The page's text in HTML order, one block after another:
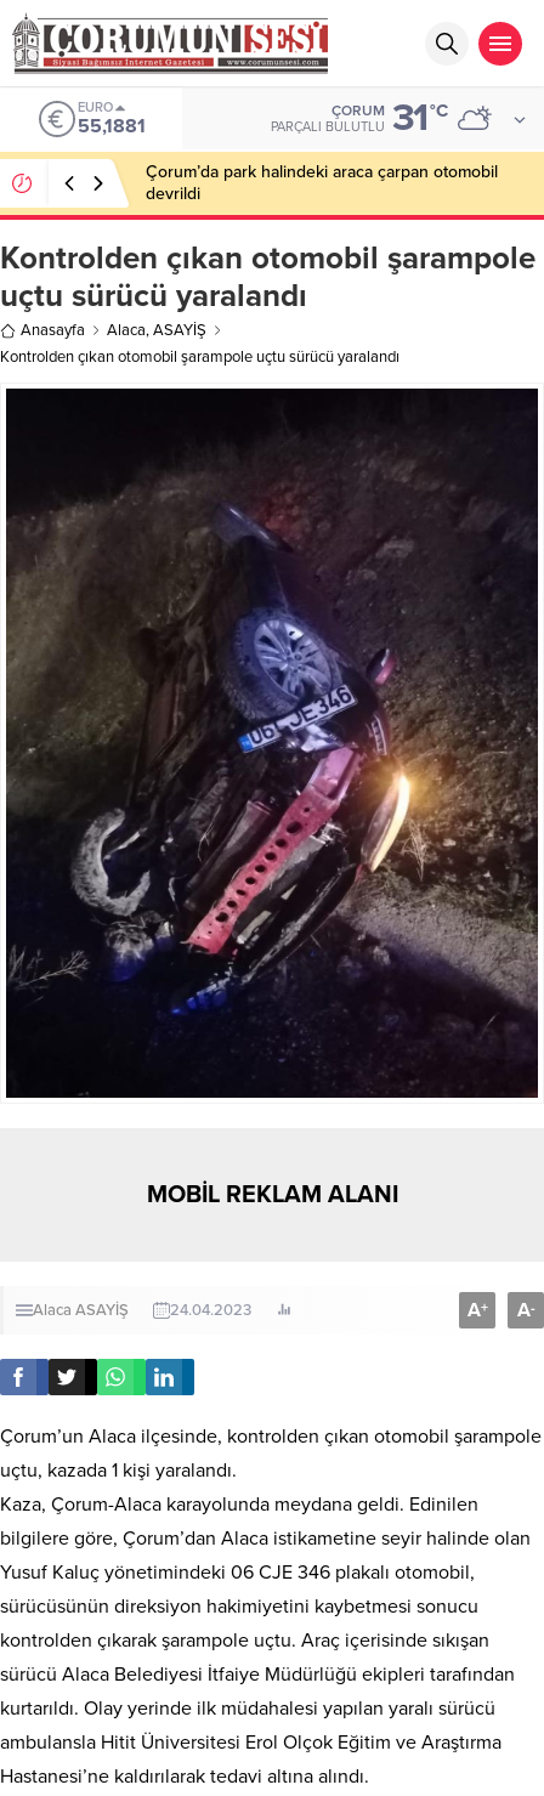
EURO
55,1881
ÇORUM
PARÇALI BULUTLU 31°C
Çorum’da park halindeki araca çarpan otomobil
devrildi
Kontrolden çıkan otomobil şarampole
uçtu sürücü yaralandı
Anasayfa Alaca,ASAYİŞ
Kontrolden çıkan otomobil şarampole uçtu sürücü yaralandı
MOBİL REKLAM ALANI
Alaca ASAYİŞ 24.04.2023 A+ A-
Çorum’un Alaca ilçesinde, kontrolden çıkan otomobil şarampole
uçtu, kazada 1 kişi yaralandı.
Kaza, Çorum-Alaca karayolunda meydana geldi. Edinilen
bilgilere göre, Çorum’dan Alaca istikametine seyir halinde olan
Yusuf Kaluç yönetimindeki 06 CJE 346 plakalı otomobil,
sürücüsünün direksiyon hakimiyetini kaybetmesi sonucu
kontrolden çıkarak şarampole uçtu. Araç içerisinde sıkışan
sürücü Alaca Belediyesi İtfaiye Müdürlüğü ekipleri tarafından
kurtarıldı. Olay yerinde ilk müdahalesi yapılan yaralı sürücü
ambulansla Hitit Üniversitesi Erol Olçok Eğitim ve Araştırma
Hastanesi’ne kaldırılarak tedavi altına alındı.